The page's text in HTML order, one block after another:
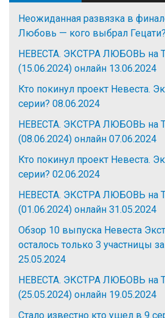
Неожиданная развязка в
Любовь — кого выбрал Гецати?
НЕВЕСТА. ЭКСТРА ЛЮБОВЬ на
(15.06.2024) онлайн 13.06.2024
Кто покинул проект Невеста.
серии? 08.06.2024
НЕВЕСТА. ЭКСТРА ЛЮБОВЬ на
(08.06.2024) онлайн 07.06.2024
Кто покинул проект Невеста.
серии? 02.06.2024
НЕВЕСТА. ЭКСТРА ЛЮБОВЬ на
(01.06.2024) онлайн 31.05.2024
Обзор 10 выпуска Невеста
осталось только 3 участницы
25.05.2024
НЕВЕСТА. ЭКСТРА ЛЮБОВЬ на
(25.05.2024) онлайн 19.05.2024
Стало известно кто ушел в 9